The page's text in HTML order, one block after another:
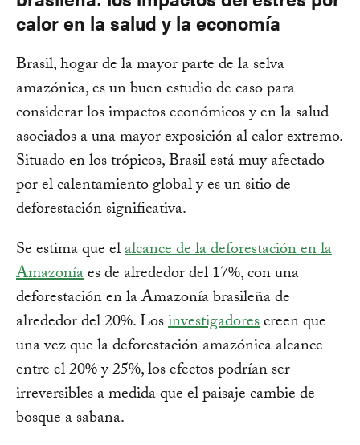
calor en la salud y la economía
Brasil, hogar de la mayor parte de la selva
amazónica, es un buen estudio de caso para
considerar los impactos económicos y en la salud
asociados a una mayor exposición al calor extremo.
Situado en los trópicos, Brasil está muy afectado
por el calentamiento global y es un sitio de
deforestación significativa.
Se estima que elalcance de la deforestación en la
Amazoníaes de alrededor del 17%, con una
deforestación en la Amazonía brasileña de
alrededor del 20%. Losinvestigadorescreen que
una vez que la deforestación amazónica alcance
entre el 20% y 25%, los efectos podrían ser
irreversibles a medida que el paisaje cambie de
bosque a sabana.